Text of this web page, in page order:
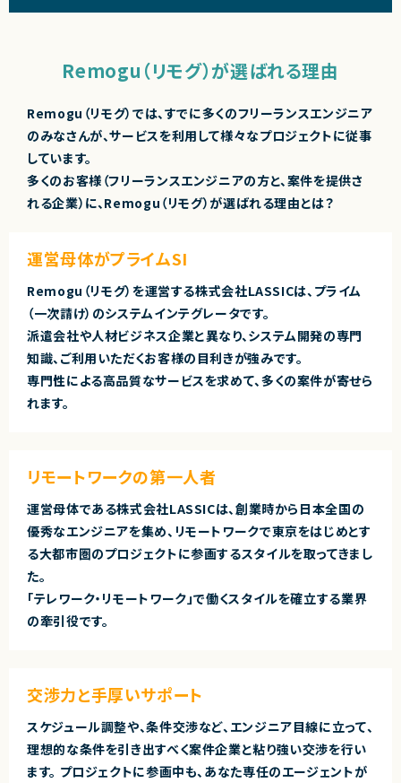
Remogu（リモグ）が選ばれる理由
Remogu（リモグ）では、すでに多くのフリーランスエンジニア
のみなさんが、サービスを利用して様々なプロジェクトに従事
しています。
多くのお客様（フリーランスエンジニアの方と、案件を提供さ
れる企業）に、Remogu（リモグ）が選ばれる理由とは？
運営母体がプライムSI
Remogu（リモグ）を運営する株式会社LASSICは、プライム
（一次請け）のシステムインテグレータです。
派遣会社や人材ビジネス企業と異なり、システム開発の専門
知識、ご利用いただくお客様の目利きが強みです。
専門性による高品質なサービスを求めて、多くの案件が寄せら
れます。
リモートワークの第一人者
運営母体である株式会社LASSICは、創業時から日本全国の
優秀なエンジニアを集め、リモートワークで東京をはじめとす
る大都市圏のプロジェクトに参画するスタイルを取ってきまし
た。
「テレワーク・リモートワーク」で働くスタイルを確立する業界
の牽引役です。
交渉力と手厚いサポート
スケジュール調整や、条件交渉など、エンジニア目線に立って、
理想的な条件を引き出すべく案件企業と粘り強い交渉を行い
ます。 プロジェクトに参画中も、あなた専任のエージェントが